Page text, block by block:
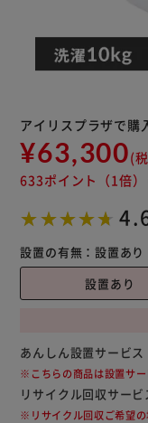
アイリスプラザで購
¥63,300(
633ポイント （1倍）
設置の有無：設置あり
設置あり
あんしん設置サービス
※こちらの商品は設置サ
リサイクル回収サービ
※リサイクル回収ご希望